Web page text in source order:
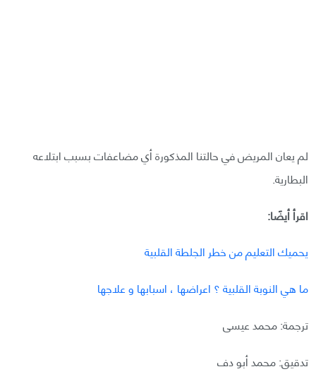
لم يعان المريض في حالتنا المذكورة أي مضاعفات بسبب ابتلاعه
البطارية.
اقرأ أيضًا:
يحميك التعليم من خطر الجلطة القلبية
ما هي النوبة القلبية ؟ اعراضها ، اسبابها و علاجها
ترجمة: محمد عيسى
تدقيق: محمد أبو دف